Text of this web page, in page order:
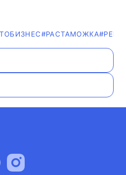
#РАСТАМОЖКА